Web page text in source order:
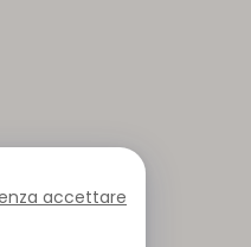
accettare